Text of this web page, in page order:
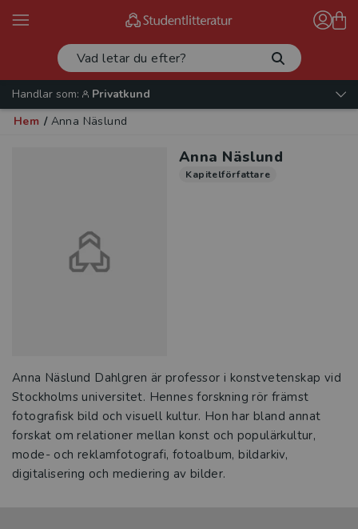
Handlar som:
Privatkund
Hem / Anna Näslund
Anna Näslund
Kapitelförfattare
Anna Näslund Dahlgren är professor i konstvetenskap vid
Stockholms universitet. Hennes forskning rör främst
fotografisk bild och visuell kultur. Hon har bland annat
forskat om relationer mellan konst och populärkultur,
mode- och reklamfotografi, fotoalbum, bildarkiv,
digitalisering och mediering av bilder.